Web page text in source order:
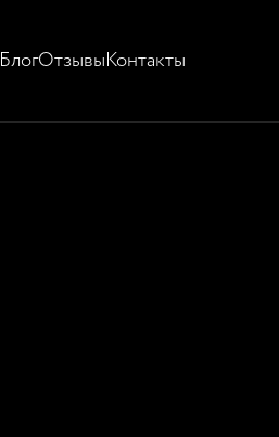
БлогОтзывы Контакты